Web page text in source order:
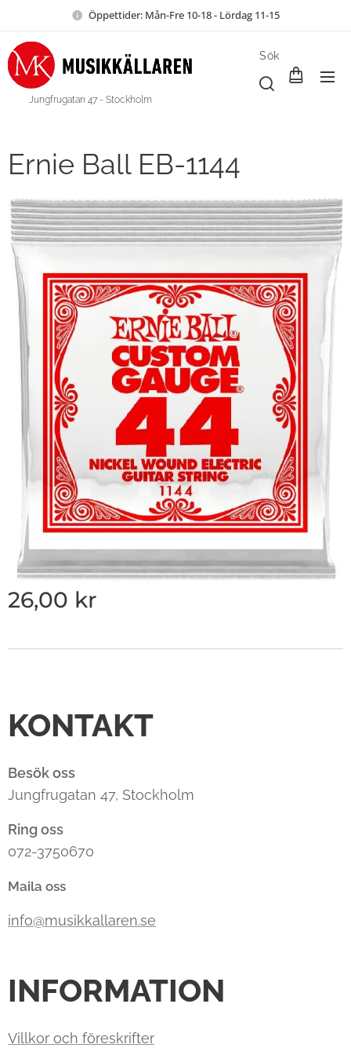
Öppettider: Mån-Fre 10-18 - Lördag 11-15
Jungfrugatan 47 - Stockholm
Sök
Ernie Ball EB-1144
26,00 kr
KONTAKT
Besök oss
Jungfrugatan 47, Stockholm
Ring oss
072-3750670
Maila oss
info@musikkallaren.se
INFORMATION
Villkor och föreskrifter